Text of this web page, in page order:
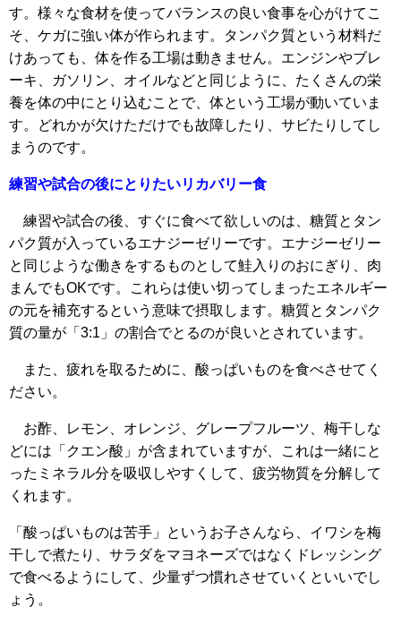
す。様々な食材を使ってバランスの良い食事を心がけてこ
そ、ケガに強い体が作られます。タンパク質という材料だ
けあっても、体を作る工場は動きません。エンジンやブレ
ーキ、ガソリン、オイルなどと同じように、たくさんの栄
養を体の中にとり込むことで、体という工場が動いていま
す。どれかが欠けただけでも故障したり、サビたりしてし
まうのです。
練習や試合の後にとりたいリカバリー食
練習や試合の後、すぐに食べて欲しいのは、糖質とタン
パク質が入っているエナジーゼリーです。エナジーゼリー
と同じような働きをするものとして鮭入りのおにぎり、肉
まんでもOKです。これらは使い切ってしまったエネルギー
の元を補充するという意味で摂取します。糖質とタンパク
質の量が「3:1」の割合でとるのが良いとされています。
また、疲れを取るために、酸っぱいものを食べさせてく
ださい。
お酢、レモン、オレンジ、グレープフルーツ、梅干しな
どには「クエン酸」が含まれていますが、これは一緒にと
ったミネラル分を吸収しやすくして、疲労物質を分解して
くれます。
「酸っぱいものは苦手」というお子さんなら、イワシを梅
干しで煮たり、サラダをマヨネーズではなくドレッシング
で食べるようにして、少量ずつ慣れさせていくといいでし
ょう。